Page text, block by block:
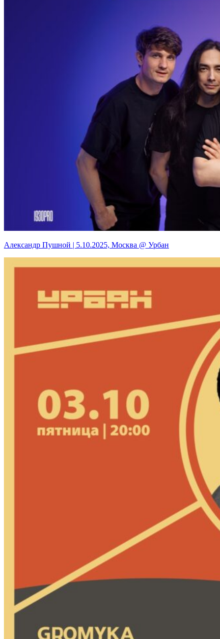
Александр Пушной | 5.10.2025, Москва @ Урбан